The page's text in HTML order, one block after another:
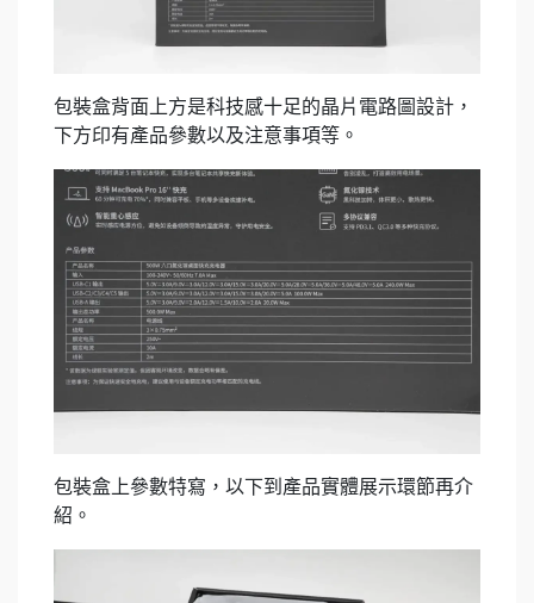
包裝盒背面上方是科技感十足的晶片電路圖設計，
下方印有產品參數以及注意事項等。
包裝盒上參數特寫，以下到產品實體展示環節再介
紹。